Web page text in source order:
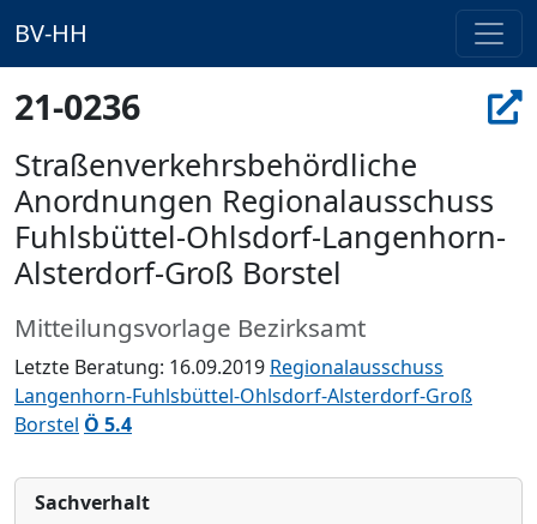
BV-HH
21-0236
Straßenverkehrsbehördliche
Anordnungen Regionalausschuss
Fuhlsbüttel-Ohlsdorf-Langenhorn-
Alsterdorf-Groß Borstel
Mitteilungsvorlage Bezirksamt
Letzte Beratung: 16.09.2019 Regionalausschuss
Langenhorn-Fuhlsbüttel-Ohlsdorf-Alsterdorf-Groß
Borstel Ö 5.4
Sachverhalt